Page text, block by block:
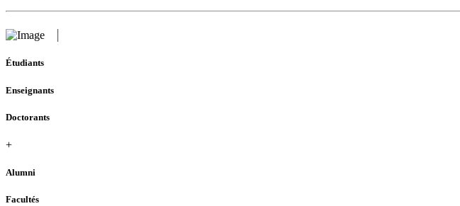
Étudiants
Enseignants
Doctorants
+
Alumni
Facultés